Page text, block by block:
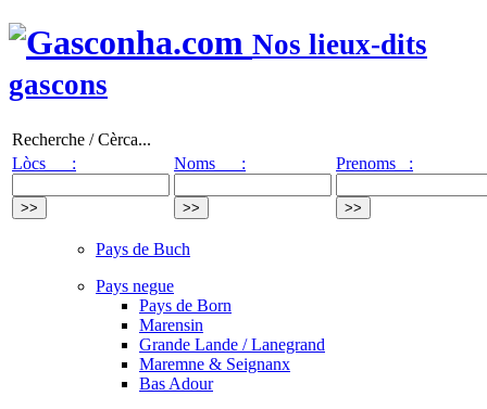
Nos lieux-dits
gascons
Recherche / Cèrca...
Lòcs :
Noms : Prenoms :
Pays de Buch
Pays negue
Pays de Born
Marensin
Grande Lande / Lanegrand
Maremne & Seignanx
Bas Adour